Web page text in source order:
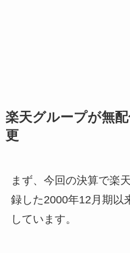
楽天グループが無
更
まず、今回の決算で楽
録した2000年12月期以
しています。